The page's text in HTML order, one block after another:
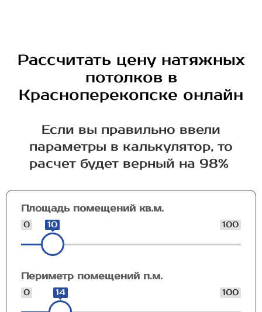
Рассчитать цену натяжных
потолков в
Красноперекопске онлайн
Если вы правильно ввели
параметры в калькулятор, то
расчет будет верный на 98%
Площадь помещений кв.м.
0 100
10
Периметр помещений п.м.
0 100
14